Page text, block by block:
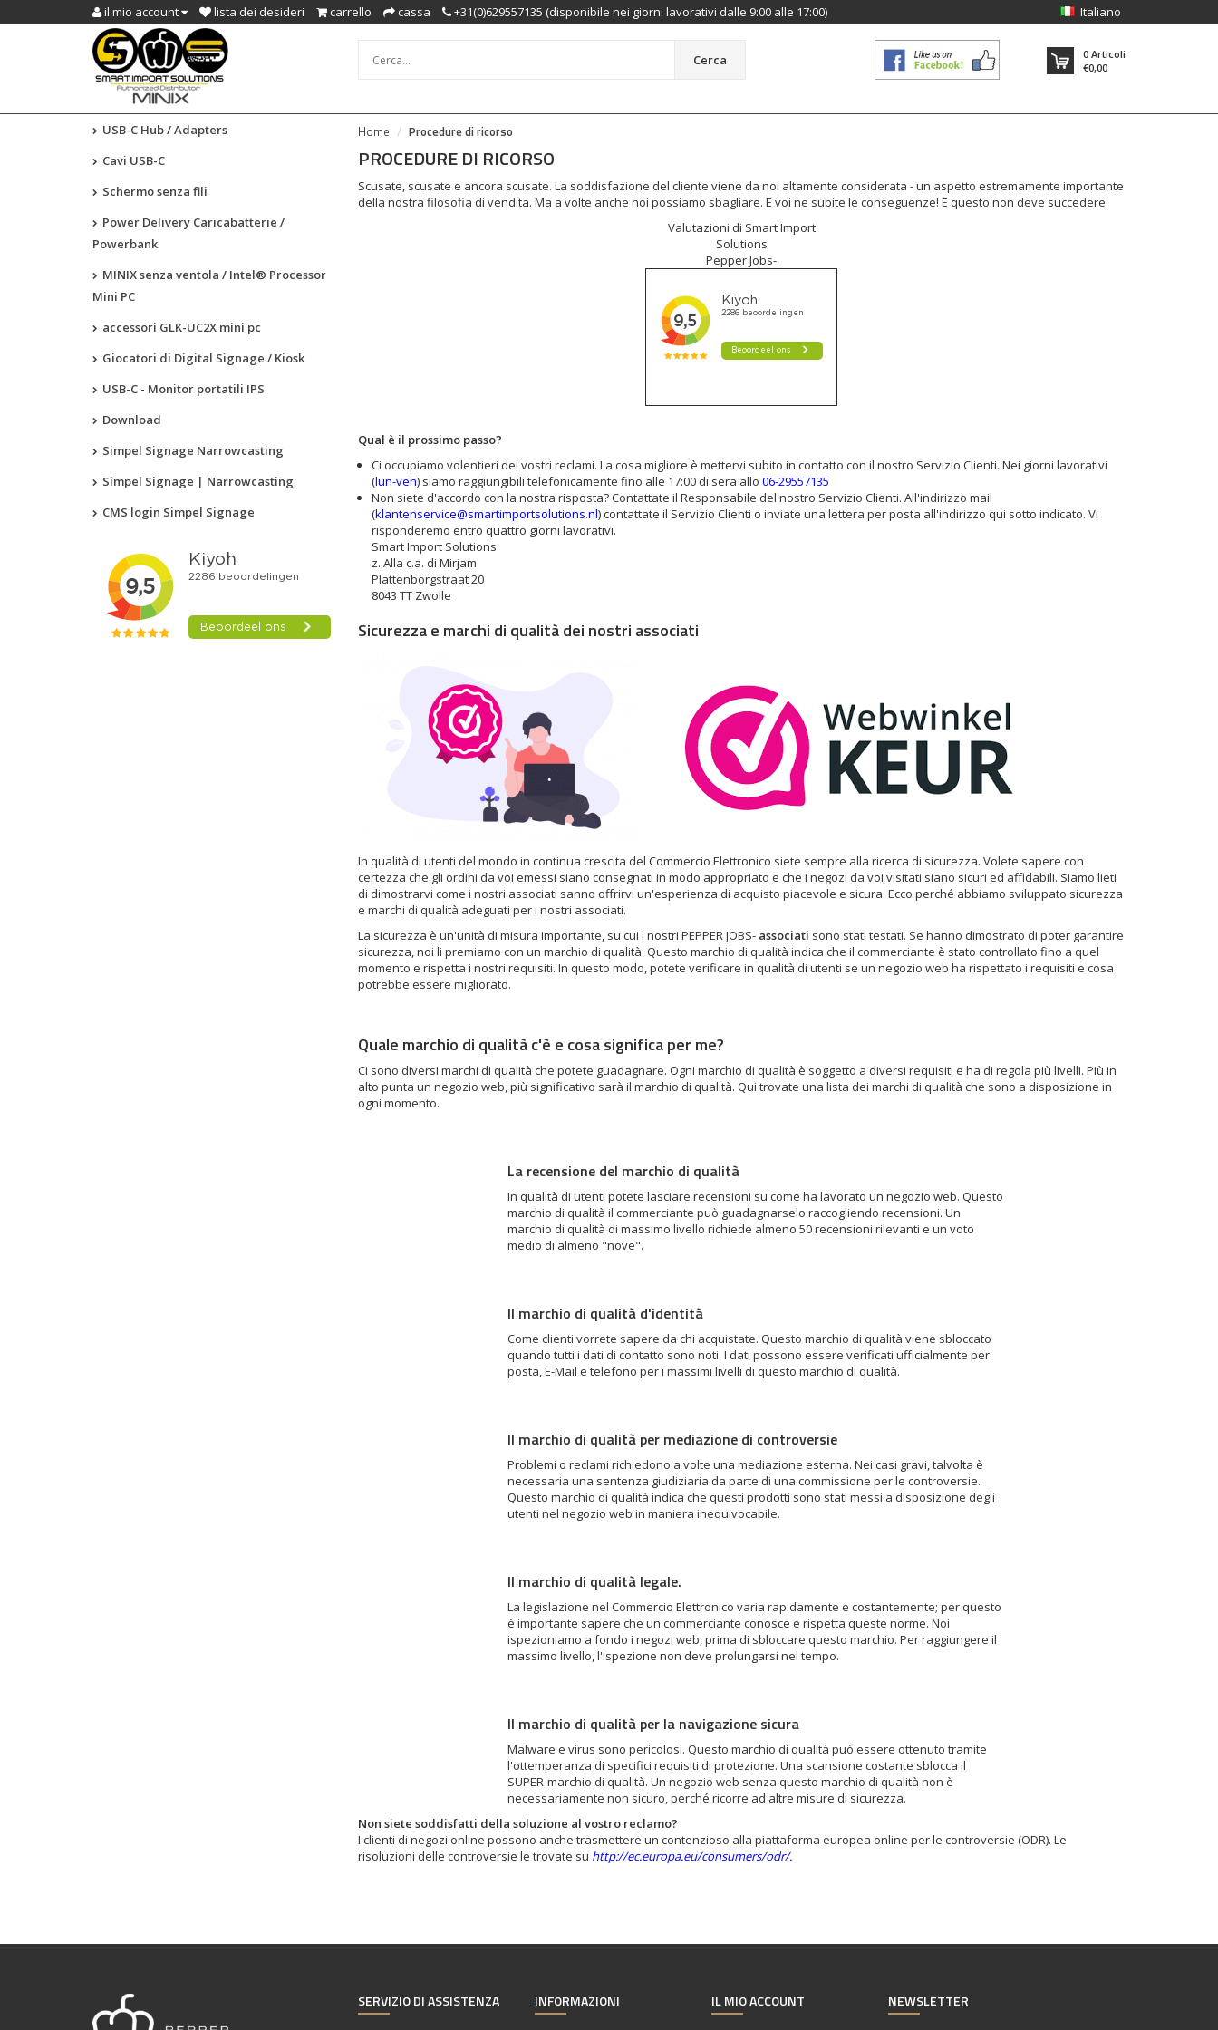
il mio account lista dei desideri carrello cassa +31(0)629557135 (disponibile nei giorni lavorativi dalle 9:00 alle 17:00) Italiano
Cerca 0 Articoli
€0,00
USB-C Hub / Adapters
Cavi USB-C
Schermo senza fili
Power Delivery Caricabatterie /
Powerbank
MINIX senza ventola / Intel® Processor
Mini PC
accessori GLK-UC2X mini pc
Giocatori di Digital Signage / Kiosk
USB-C - Monitor portatili IPS
Download
Simpel Signage Narrowcasting
Simpel Signage | Narrowcasting
CMS login Simpel Signage
Home Procedure di ricorso
PROCEDURE DI RICORSO
Scusate, scusate e ancora scusate. La soddisfazione del cliente viene da noi altamente considerata - un aspetto estremamente importante
della nostra filosofia di vendita. Ma a volte anche noi possiamo sbagliare. E voi ne subite le conseguenze! E questo non deve succedere.
Valutazioni di Smart Import
Solutions
Pepper Jobs-
Qual è il prossimo passo?
Ci occupiamo volentieri dei vostri reclami. La cosa migliore è mettervi subito in contatto con il nostro Servizio Clienti. Nei giorni lavorativi
(lun-ven) siamo raggiungibili telefonicamente fino alle 17:00 di sera allo 06-29557135
Non siete d'accordo con la nostra risposta? Contattate il Responsabile del nostro Servizio Clienti. All'indirizzo mail
(klantenservice@smartimportsolutions.nl) contattate il Servizio Clienti o inviate una lettera per posta all'indirizzo qui sotto indicato. Vi
risponderemo entro quattro giorni lavorativi.
Smart Import Solutions
z. Alla c.a. di Mirjam
Plattenborgstraat 20
8043 TT Zwolle
Sicurezza e marchi di qualità dei nostri associati
In qualità di utenti del mondo in continua crescita del Commercio Elettronico siete sempre alla ricerca di sicurezza. Volete sapere con
certezza che gli ordini da voi emessi siano consegnati in modo appropriato e che i negozi da voi visitati siano sicuri ed affidabili. Siamo lieti
di dimostrarvi come i nostri associati sanno offrirvi un'esperienza di acquisto piacevole e sicura. Ecco perché abbiamo sviluppato sicurezza
e marchi di qualità adeguati per i nostri associati.
La sicurezza è un'unità di misura importante, su cui i nostri PEPPER JOBS- associati sono stati testati. Se hanno dimostrato di poter garantire
sicurezza, noi li premiamo con un marchio di qualità. Questo marchio di qualità indica che il commerciante è stato controllato fino a quel
momento e rispetta i nostri requisiti. In questo modo, potete verificare in qualità di utenti se un negozio web ha rispettato i requisiti e cosa
potrebbe essere migliorato.
Quale marchio di qualità c'è e cosa significa per me?
Ci sono diversi marchi di qualità che potete guadagnare. Ogni marchio di qualità è soggetto a diversi requisiti e ha di regola più livelli. Più in
alto punta un negozio web, più significativo sarà il marchio di qualità. Qui trovate una lista dei marchi di qualità che sono a disposizione in
ogni momento.
La recensione del marchio di qualità
In qualità di utenti potete lasciare recensioni su come ha lavorato un negozio web. Questo
marchio di qualità il commerciante può guadagnarselo raccogliendo recensioni. Un
marchio di qualità di massimo livello richiede almeno 50 recensioni rilevanti e un voto
medio di almeno "nove".
Il marchio di qualità d'identità
Come clienti vorrete sapere da chi acquistate. Questo marchio di qualità viene sbloccato
quando tutti i dati di contatto sono noti. I dati possono essere verificati ufficialmente per
posta, E-Mail e telefono per i massimi livelli di questo marchio di qualità.
Il marchio di qualità per mediazione di controversie
Problemi o reclami richiedono a volte una mediazione esterna. Nei casi gravi, talvolta è
necessaria una sentenza giudiziaria da parte di una commissione per le controversie.
Questo marchio di qualità indica che questi prodotti sono stati messi a disposizione degli
utenti nel negozio web in maniera inequivocabile.
Il marchio di qualità legale.
La legislazione nel Commercio Elettronico varia rapidamente e costantemente; per questo
è importante sapere che un commerciante conosce e rispetta queste norme. Noi
ispezioniamo a fondo i negozi web, prima di sbloccare questo marchio. Per raggiungere il
massimo livello, l'ispezione non deve prolungarsi nel tempo.
Il marchio di qualità per la navigazione sicura
Malware e virus sono pericolosi. Questo marchio di qualità può essere ottenuto tramite
l'ottemperanza di specifici requisiti di protezione. Una scansione costante sblocca il
SUPER-marchio di qualità. Un negozio web senza questo marchio di qualità non è
necessariamente non sicuro, perché ricorre ad altre misure di sicurezza.
Non siete soddisfatti della soluzione al vostro reclamo?
I clienti di negozi online possono anche trasmettere un contenzioso alla piattaforma europea online per le controversie (ODR). Le
risoluzioni delle controversie le trovate su http://ec.europa.eu/consumers/odr/.
SERVIZIO DI ASSISTENZA INFORMAZIONI IL MIO ACCOUNT NEWSLETTER